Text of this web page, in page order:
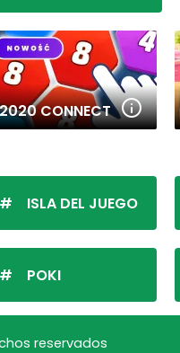
2020 CONNECT
ISLA DEL JUEGO
POKI
reservados